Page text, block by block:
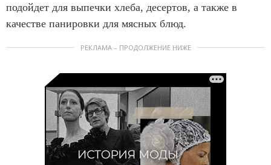
подойдет для выпечки хлеба, десертов, а также в
качестве панировки для мясных блюд.
РЕКЛАМА – ПРОДОЛЖЕНИЕ НИЖЕ